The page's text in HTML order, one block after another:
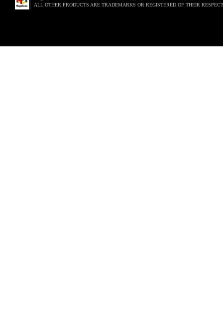
ALL OTHER PRODUCTS ARE TRADEMARKS OR REGISTERED OF THEIR